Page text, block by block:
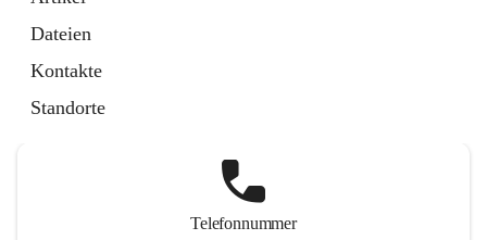
Dateien
Kontakte
Standorte
Telefonnummer